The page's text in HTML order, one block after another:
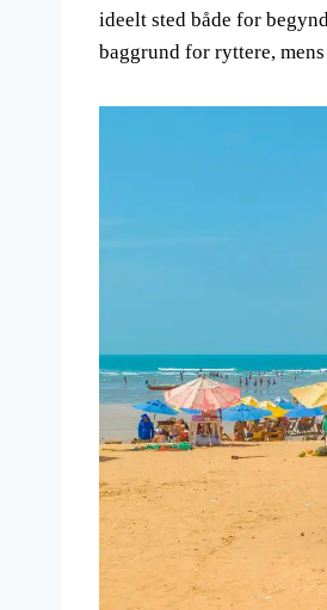
ideelt sted både for
baggrund for ryttere,